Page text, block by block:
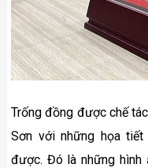
Trống đồng được chế
Sơn với những họa
được. Đó là những hình